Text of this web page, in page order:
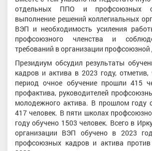
отдельных ППО и профсоюзных
выполнение решений коллегиальных
ВЭП и необходимость усиления
профсоюзного членства и
требований в организации профсоюзной
Президиум обсудил результаты
кадров и актива в 2023 году, отметив,
период очное обучение прошли 415
профактива, руководителей
молодежного актива. В прошлом году
417 человек. В пяти школах
году обучено 1503 человек. Всего в
организации ВЭП обучено в 2023
профсоюзных кадров и актива